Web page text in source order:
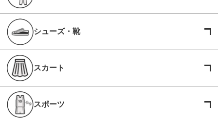
シューズ・靴
スカート
スポーツ